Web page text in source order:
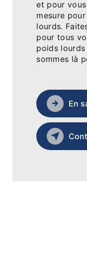
et pour
mesure
lourds.
pour tous
poids lourds
sommes là
En